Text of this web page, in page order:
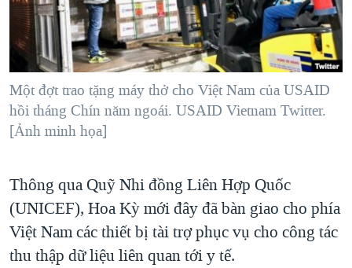
"Tìm"NGƯỜI VIỆT HẢI NGOẠI
ĐỜI SỐNG
KINH TẾ
KHOA HỌC
SỨC KHOẺ
THỂ THAO
GIÁO DỤC
TẠI
HÀNH TRÌNH BẦU CỬ 2024
MỘT NĂM CHIẾN TRANH TẠI DẢI GAZA
GIẢI MÃ VÀNH ĐAI & CON ĐƯỜNG
NGÀY TỊ NẠN THẾ GIỚI
CHI PHÍ CHIẾN TRANH AFGHANISTAN
CÁC GIÁ TRỊ CỘNG HÒA Ở VIỆT NAM
THƯỢNG ĐỈNH TRUMP-KIM TẠI VIỆT NAM
VIDEO
NGHE
MẠNG XÃ HỘI
Một đợt trao tặng máy thở cho Việt Nam của USAID
hồi tháng Chín năm ngoái. USAID Vietnam Twitter.
[Ảnh minh họa]
Thông qua Quỹ Nhi đồng Liên Hợp Quốc
(UNICEF), Hoa Kỳ mới đây đã bàn giao cho phía
Việt Nam các thiết bị tài trợ phục vụ cho công tác
thu thập dữ liệu liên quan tới y tế.